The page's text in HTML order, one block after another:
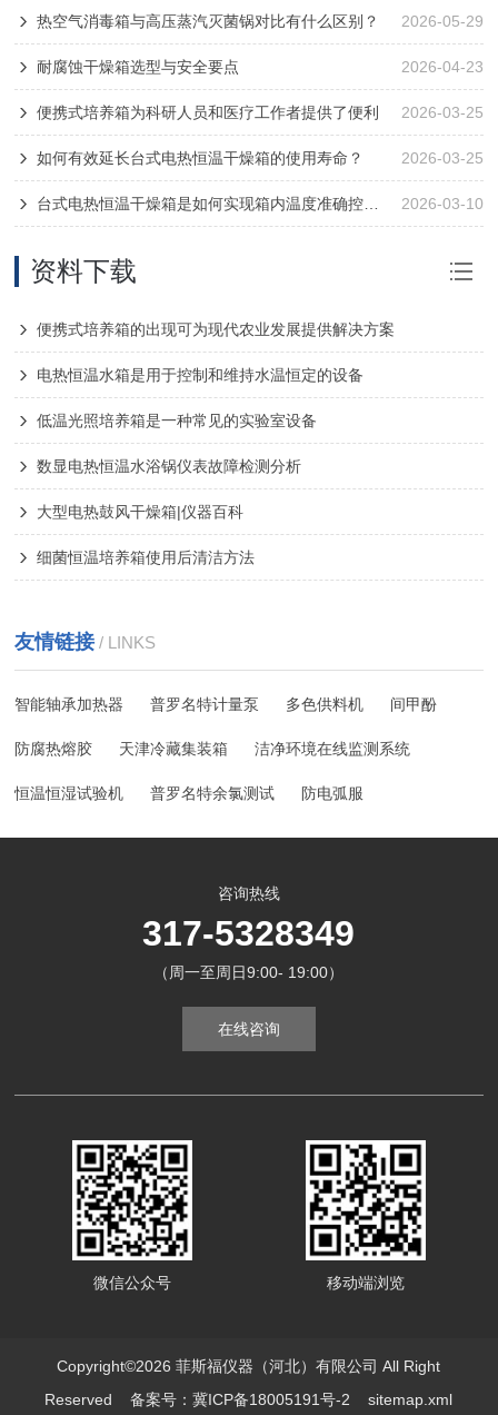
热空气消毒箱与高压蒸汽灭菌锅对比有什么区别？ 2026-05-29
耐腐蚀干燥箱选型与安全要点 2026-04-23
便携式培养箱为科研人员和医疗工作者提供了便利 2026-03-25
如何有效延长台式电热恒温干燥箱的使用寿命？ 2026-03-25
台式电热恒温干燥箱是如何实现箱内温度准确控制的？ 2026-03-10
资料下载
便携式培养箱的出现可为现代农业发展提供解决方案
电热恒温水箱是用于控制和维持水温恒定的设备
低温光照培养箱是一种常见的实验室设备
数显电热恒温水浴锅仪表故障检测分析
大型电热鼓风干燥箱|仪器百科
细菌恒温培养箱使用后清洁方法
友情链接/ LINKS
智能轴承加热器 普罗名特计量泵 多色供料机 间甲酚
防腐热熔胶 天津冷藏集装箱 洁净环境在线监测系统
恒温恒湿试验机 普罗名特余氯测试 防电弧服
咨询热线
317-5328349
（周一至周日9:00- 19:00）
在线咨询
微信公众号 移动端浏览
Copyright©2026 菲斯福仪器（河北）有限公司 All Right
Reserved备案号：冀ICP备18005191号-2 sitemap.xml